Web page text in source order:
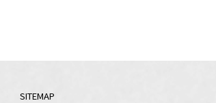
SITEMAP